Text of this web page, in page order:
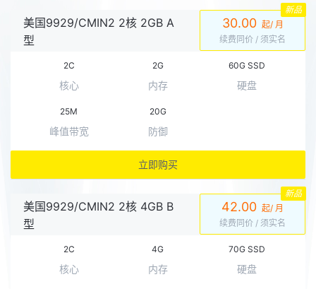
美国9929/CMIN2 2核 2GB A
型
2C
核心
2G
内存
60G SSD
硬盘
25M
峰值带宽
20G
防御
30.00 起/ 月
续费同价 / 须实名
新品
立即购买
美国9929/CMIN2 2核 4GB B
型
2C
核心
4G
内存
70G SSD
硬盘
42.00 起/ 月
续费同价 / 须实名
新品